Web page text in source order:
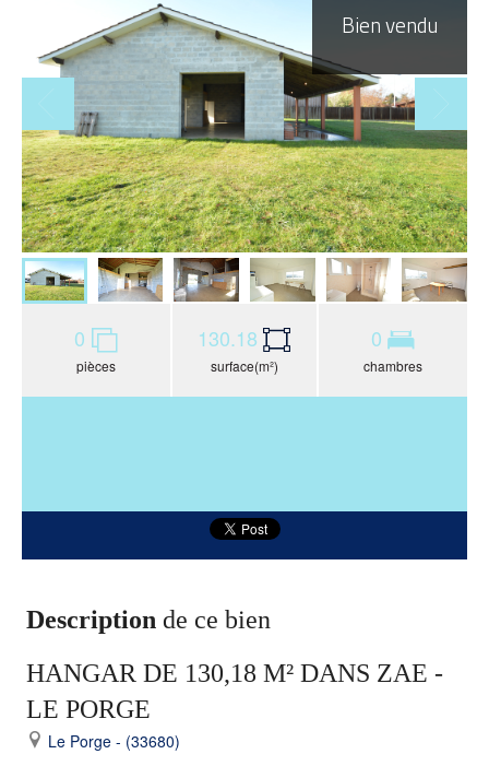
Bien vendu
0
pièces
130.18
surface(m²)
0
chambres
Description de ce bien
HANGAR DE 130,18 M² DANS ZAE -
LE PORGE
Le Porge - (33680)